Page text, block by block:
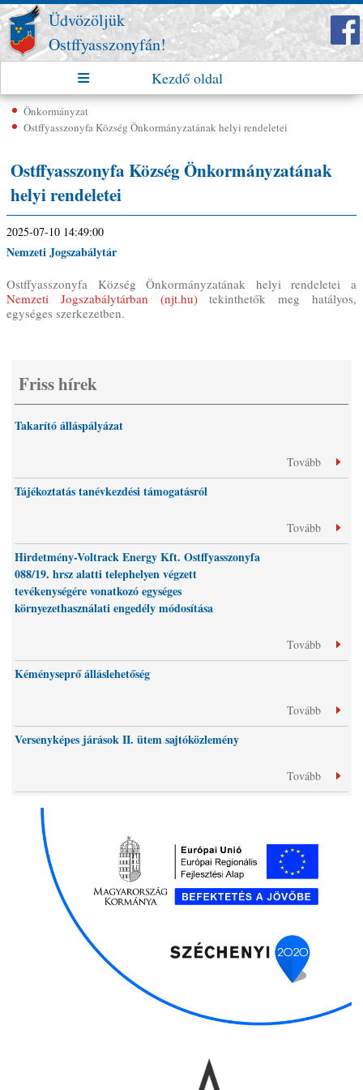
Üdvözöljük
Ostffyasszonyfán!
Kezdő oldal
Önkormányzat
Ostffyasszonyfa Község Önkormányzatának helyi rendeletei
Ostffyasszonyfa Község Önkormányzatának
helyi rendeletei
2025-07-10 14:49:00
Nemzeti Jogszabálytár
Ostffyasszonyfa Község Önkormányzatának helyi rendeletei a
Nemzeti Jogszabálytárban (njt.hu)tekinthetők meg hatályos,
egységes szerkezetben.
Friss hírek
Takarító álláspályázat
Tovább
Tájékoztatás tanévkezdési támogatásról
Tovább
Hirdetmény-Voltrack Energy Kft. Ostffyasszonyfa
088/19. hrsz alatti telephelyen végzett
tevékenységére vonatkozó egységes
környezethasználati engedély módosítása
Tovább
Kéményseprő álláslehetőség
Tovább
Versenyképes járások II. ütem sajtóközlemény
Tovább